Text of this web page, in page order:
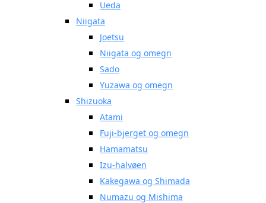
Ueda
Niigata
Joetsu
Niigata og omegn
Sado
Yuzawa og omegn
Shizuoka
Atami
Fuji-bjerget og omegn
Hamamatsu
Izu-halvøen
Kakegawa og Shimada
Numazu og Mishima